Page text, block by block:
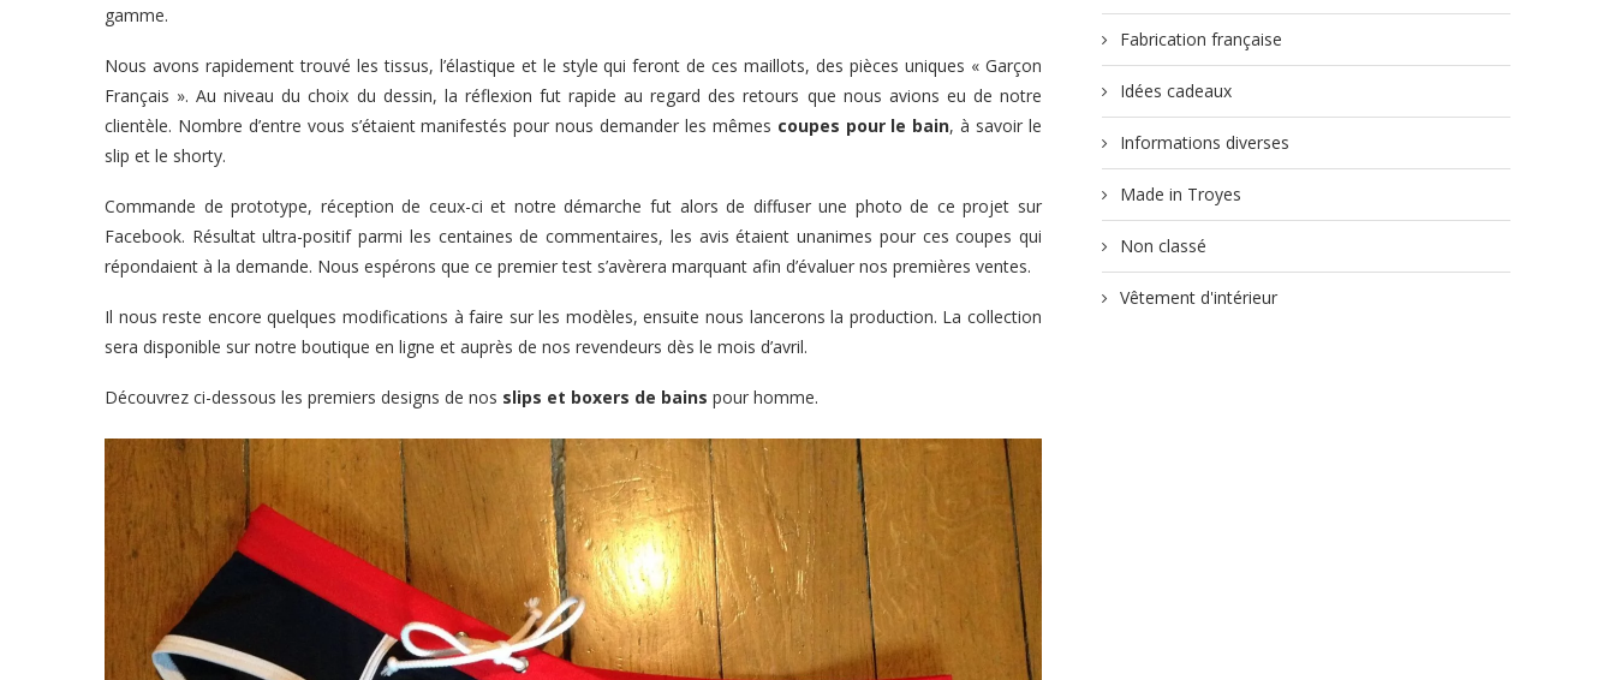
gamme.
Nous avons rapidement trouvé les tissus, l’élastique et le style qui feront de ces maillots, des pièces uniques « Garçon
Français ». Au niveau du choix du dessin, la réflexion fut rapide au regard des retours que nous avions eu de notre
clientèle. Nombre d’entre vous s’étaient manifestés pour nous demander les mêmes coupes pour le bain, à savoir le
slip et le shorty.
Commande de prototype, réception de ceux-ci et notre démarche fut alors de diffuser une photo de ce projet sur
Facebook. Résultat ultra-positif parmi les centaines de commentaires, les avis étaient unanimes pour ces coupes qui
répondaient à la demande. Nous espérons que ce premier test s’avèrera marquant afin d’évaluer nos premières ventes.
Il nous reste encore quelques modifications à faire sur les modèles, ensuite nous lancerons la production. La collection
sera disponible sur notre boutique en ligne et auprès de nos revendeurs dès le mois d’avril.
Découvrez ci-dessous les premiers designs de nos slips et boxers de bains pour homme.
Fabrication française
Idées cadeaux
Informations diverses
Made in Troyes
Non classé
Vêtement d'intérieur